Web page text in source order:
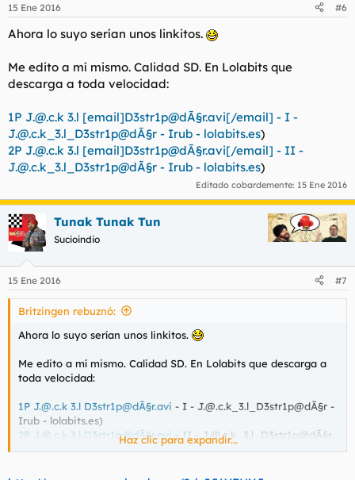
15 Ene 2016 #6
Ahora lo suyo serían unos linkitos.
Me edito a mí mismo. Calidad SD. En Lolabits que
descarga a toda velocidad:
1P J.@.c.k 3.l [email]D3str1p@dÃ§r.avi[/email] - I -
J.@.c.k _3.l_D3str1p@dÃ§r - Irub - lolabits.es)
2P J.@.c.k 3.l [email]D3str1p@dÃ§r.avi[/email] - II -
J.@.c.k _3.l_D3str1p@dÃ§r - Irub - lolabits.es)
Editado cobardemente: 15 Ene 2016
Tunak Tunak Tun
Sucioindio
15 Ene 2016 #7
Britzingen rebuznó:
Ahora lo suyo serían unos linkitos.
Me edito a mí mismo. Calidad SD. En Lolabits que descarga a
toda velocidad:
1P J.@.c.k 3.l D3str1p@dÃ§r.avi - I - J.@.c.k _3.l_D3str1p@dÃ§r -
Irub - lolabits.es)
2P J.@.c.k 3.l D3str1p@dÃ§r.avi - II - J.@.c.k
_3.l_D3str1p@dÃ§r
- Irub - lolabits.es)
Haz clic para expandir...